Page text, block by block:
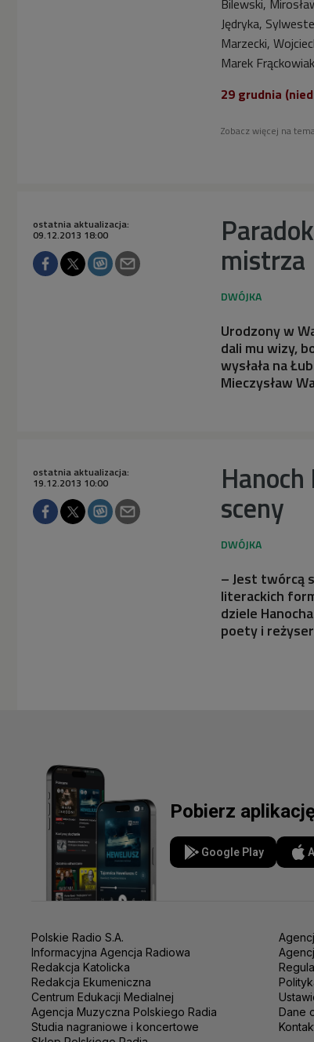
Bilewski,
Jędryka,
Marzecki,
Marek
29 grudnia
Zobacz więcej na
mistrza
ostatnia aktualizacja:
09.12.2013 18:00
Urodzony w
dali mu wizy,
wysłała na
Mieczysław
sceny
ostatnia aktualizacja:
19.12.2013 10:00
– Jest twórcą
literackich
dziele
poety i
Pobierz
Google Play
Polskie Radio S.A.
Informacyjna Agencja Radiowa
Redakcja Katolicka
Redakcja Ekumeniczna
Centrum Edukacji Medialnej
Agencja Muzyczna Polskiego Radia
Studia nagraniowe i koncertowe
Dane